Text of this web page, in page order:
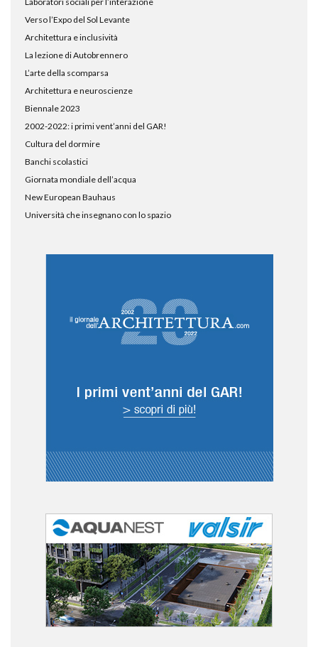
Verso l’Expo del Sol Levante
Architettura e inclusività
La lezione di Autobrennero
L’arte della scomparsa
Architettura e neuroscienze
Biennale 2023
2002-2022: i primi vent’anni del GAR!
Cultura del dormire
Banchi scolastici
Giornata mondiale dell’acqua
New European Bauhaus
Università che insegnano con lo spazio